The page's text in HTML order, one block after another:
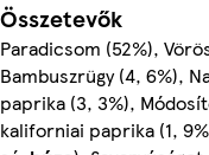
Összetevők
Paradicsom (52%),
Bambuszrügy (4, 6%),
paprika (3, 3%),
kaliforniai paprika (1,